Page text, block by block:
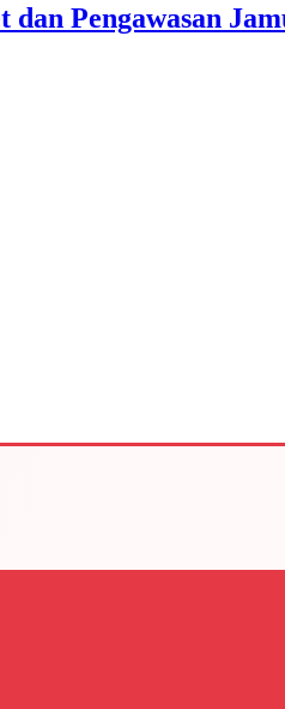
Pengawasan